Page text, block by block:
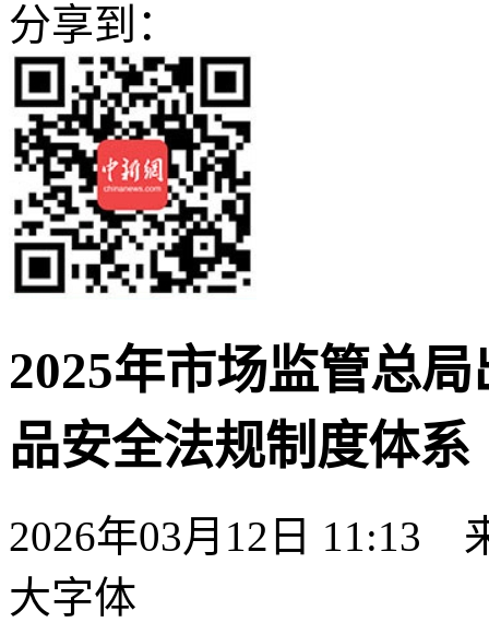
分享到：
2025年市场监管总
品安全法规制度体系
2026年03月12日 11:13
大字体